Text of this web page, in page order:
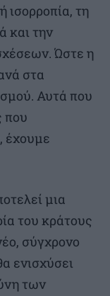
ισορροπία, τη
και την
Ώστε η
στα
Αυτά που
που
έχουμε
μια
του κράτους
σύγχρονο
ενισχύσει
των